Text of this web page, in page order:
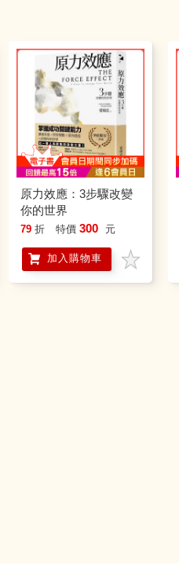
原力效應：3步驟改變
你的世界
79 折 特價 300 元
加入購物車